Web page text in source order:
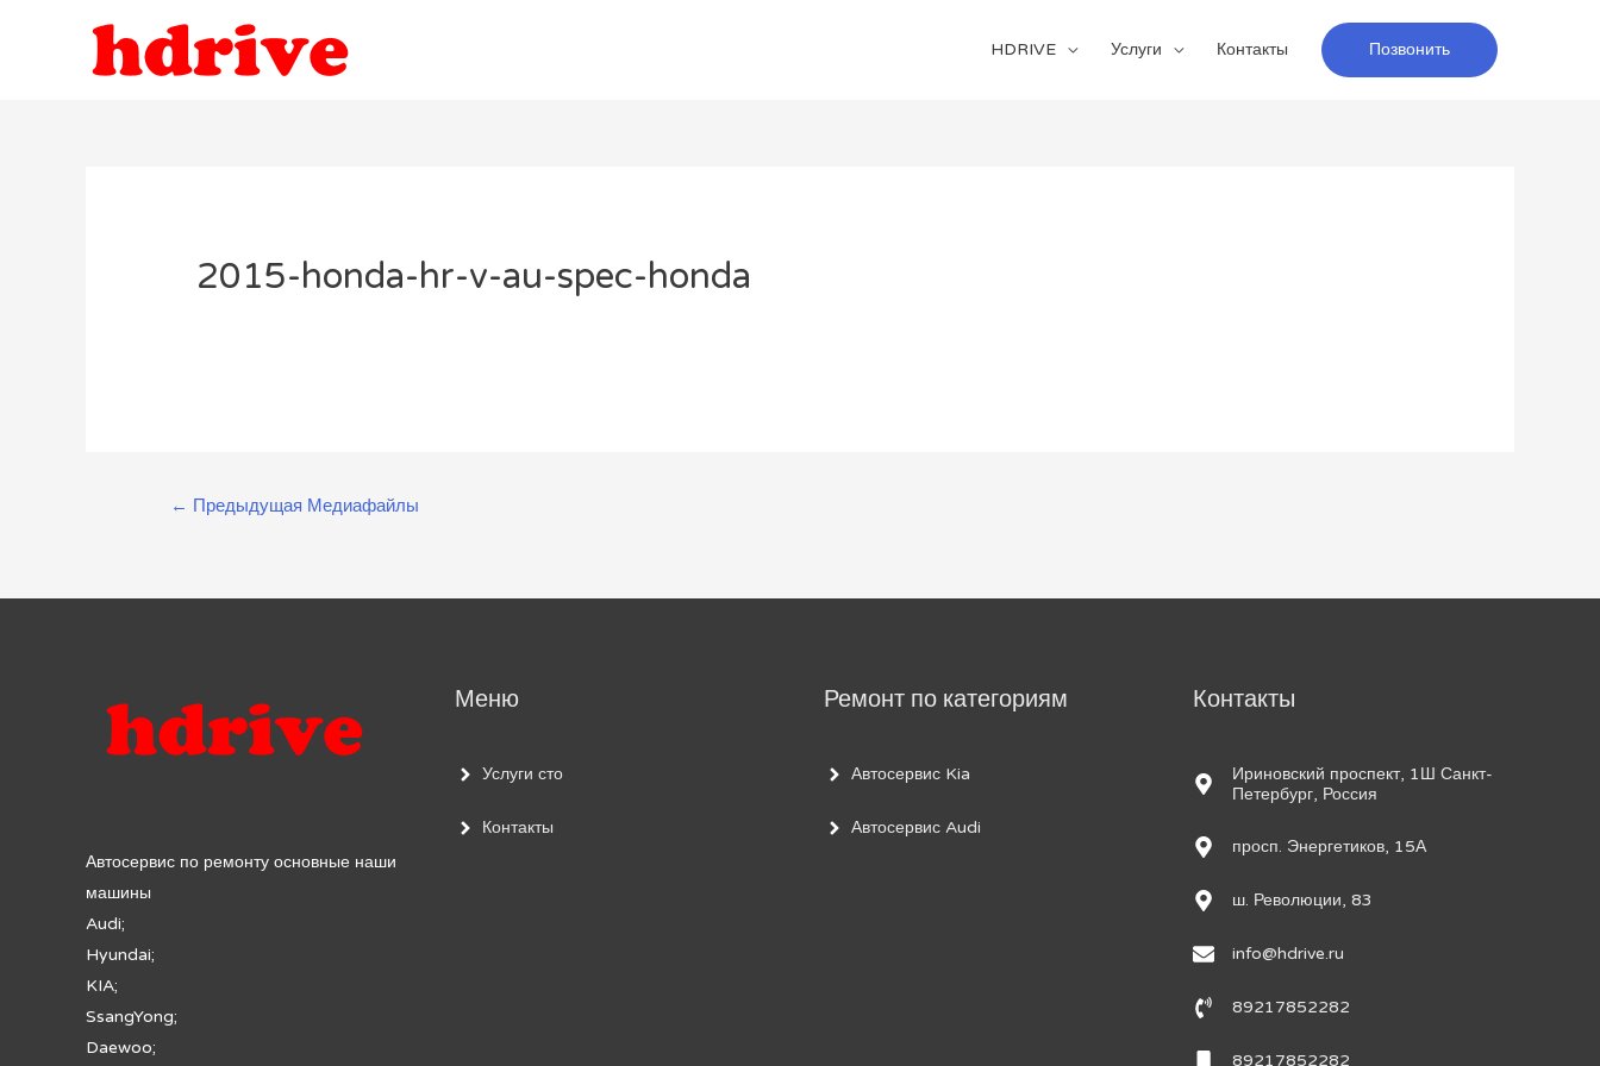
HDRIVE Услуги Контакты Позвонить
2015-honda-hr-v-au-spec-honda
Навигация
← Предыдущая Медиафайлы
Автосервис по ремонту основные наши
машины
Audi;
Hyundai;
KIA;
SsangYong;
Daewoo;
Меню
Услуги сто
Контакты
Ремонт по категориям
Автосервис Kia
Автосервис Audi
Контакты
Ириновский проспект, 1Ш Санкт-
Петербург, Россия
просп. Энергетиков, 15А
ш. Революции, 83
info@hdrive.ru
89217852282
89217852282